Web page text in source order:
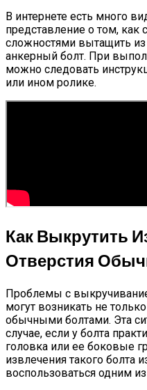
В интернете есть много
представление о том,
сложностями вытащить
анкерный болт. При
можно следовать
или ином ролике.
Как Выкрутить
Отверстия
Проблемы с
могут возникать не
обычными болтами. Эта
случае, если у болта
головка или ее боковые
извлечения такого болта
воспользоваться одним